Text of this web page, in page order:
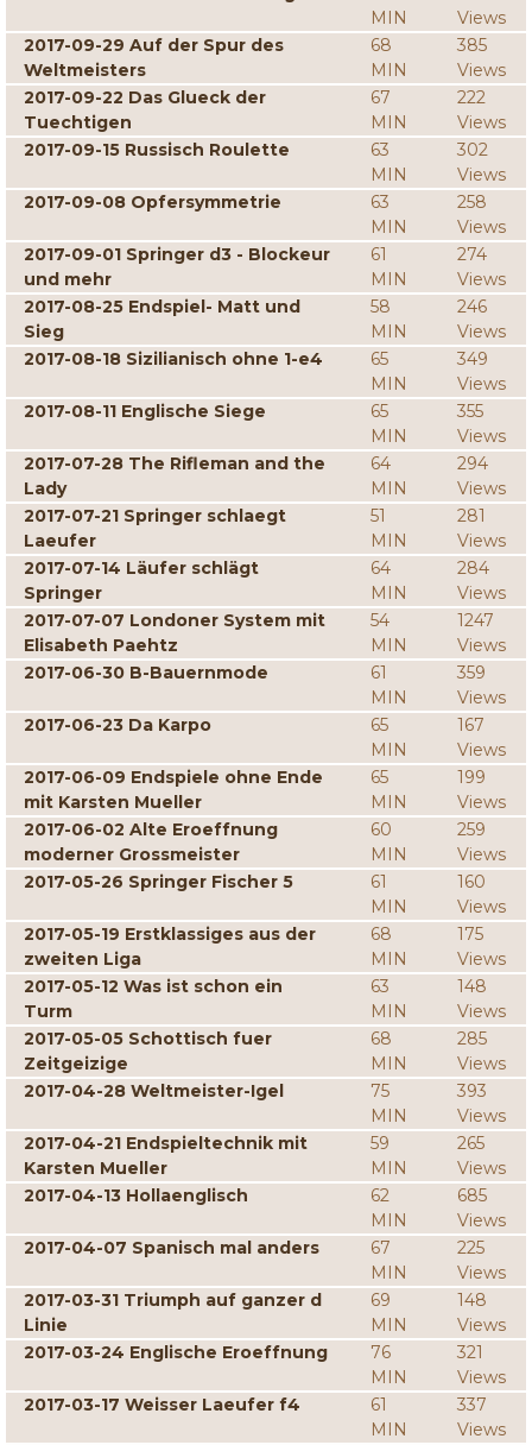
MIN
Views
2017-09-29 Auf der Spur des
Weltmeisters
68
MIN
385
Views
2017-09-22 Das Glueck der
Tuechtigen
67
MIN
222
Views
2017-09-15 Russisch Roulette
63
MIN
302
Views
2017-09-08 Opfersymmetrie
63
MIN
258
Views
2017-09-01 Springer d3 - Blockeur
und mehr
61
MIN
274
Views
2017-08-25 Endspiel- Matt und
Sieg
58
MIN
246
Views
2017-08-18 Sizilianisch ohne 1-e4
65
MIN
349
Views
2017-08-11 Englische Siege
65
MIN
355
Views
2017-07-28 The Rifleman and the
Lady
64
MIN
294
Views
2017-07-21 Springer schlaegt
Laeufer
51
MIN
281
Views
2017-07-14 Läufer schlägt
Springer
64
MIN
284
Views
2017-07-07 Londoner System mit
Elisabeth Paehtz
54
MIN
1247
Views
2017-06-30 B-Bauernmode
61
MIN
359
Views
2017-06-23 Da Karpo
65
MIN
167
Views
2017-06-09 Endspiele ohne Ende
mit Karsten Mueller
65
MIN
199
Views
2017-06-02 Alte Eroeffnung
moderner Grossmeister
60
MIN
259
Views
2017-05-26 Springer Fischer 5
61
MIN
160
Views
2017-05-19 Erstklassiges aus der
zweiten Liga
68
MIN
175
Views
2017-05-12 Was ist schon ein
Turm
63
MIN
148
Views
2017-05-05 Schottisch fuer
Zeitgeizige
68
MIN
285
Views
2017-04-28 Weltmeister-Igel
75
MIN
393
Views
2017-04-21 Endspieltechnik mit
Karsten Mueller
59
MIN
265
Views
2017-04-13 Hollaenglisch
62
MIN
685
Views
2017-04-07 Spanisch mal anders
67
MIN
225
Views
2017-03-31 Triumph auf ganzer d
Linie
69
MIN
148
Views
2017-03-24 Englische Eroeffnung
76
MIN
321
Views
2017-03-17 Weisser Laeufer f4
61
MIN
337
Views